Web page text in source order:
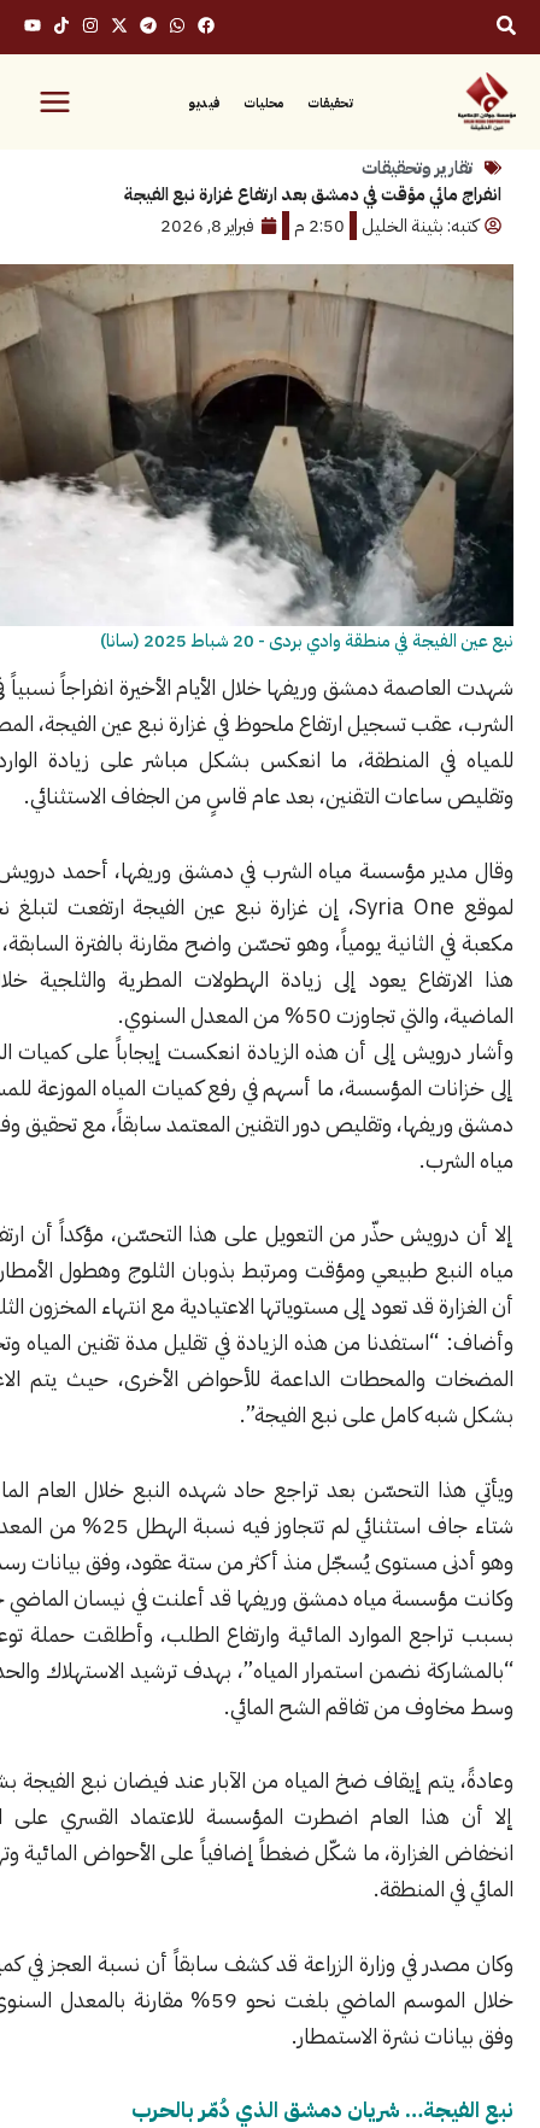
محليات فيديو
وتحقيقات
مؤقت في دمشق بعد ارتفاع غزارة نبع الفيجة
بثينة الخليل
2:50 م فبراير 8, 2026
في منطقة وادي بردى - 20 شباط 2025 (سانا)
دمشق وريفها خلال الأيام الأخيرة انفراجاً نسبياً في أزمة مياه
تسجيل ارتفاع ملحوظ في غزارة نبع عين الفيجة، المصدر الرئيسي
المنطقة، ما انعكس بشكل مباشر على زيادة الواردات المائية
التقنين، بعد عام قاسٍ من الجفاف الاستثنائي.
مؤسسة مياه الشرب في دمشق وريفها، أحمد درويش، في تصريح
لموقع Syria One، إن غزارة نبع عين الفيجة ارتفعت لتبلغ نحو 4 أمتار
الثانية يومياً، وهو تحسّن واضح مقارنة بالفترة السابقة، موضحاً أن
يعود إلى زيادة الهطولات المطرية والثلجية خلال الأسابيع
50% من المعدل السنوي.
إلى أن هذه الزيادة انعكست إيجاباً على كميات المياه الواردة
المؤسسة، ما أسهم في رفع كميات المياه الموزعة للمستفيدين في
وتقليص دور التقنين المعتمد سابقاً، مع تحقيق وفرة مؤقتة في
حذّر من التعويل على هذا التحسّن، مؤكداً أن ارتفاع منسوب
طبيعي ومؤقت ومرتبط بذوبان الثلوج وهطول الأمطار، مشيراً إلى
قد تعود إلى مستوياتها الاعتيادية مع انتهاء المخزون الثلجي.
من هذه الزيادة في تقليل مدة تقنين المياه وتخفيف عمل
والمحطات الداعمة للأحواض الأخرى، حيث يتم الاعتماد حالياً
كامل على نبع الفيجة”.
التحسّن بعد تراجع حاد شهده النبع خلال العام الماضي، نتيجة
شتاء جاف استثنائي لم تتجاوز فيه نسبة الهطل 25% من المعدل السنوي،
مستوى يُسجّل منذ أكثر من ستة عقود، وفق بيانات رسمية.
مياه دمشق وريفها قد أعلنت في نيسان الماضي حالة طوارئ
الموارد المائية وارتفاع الطلب، وأطلقت حملة توعوية بعنوان
نضمن استمرار المياه”، بهدف ترشيد الاستهلاك والحد من الهدر،
من تفاقم الشح المائي.
إيقاف ضخ المياه من الآبار عند فيضان نبع الفيجة بشكل تلقائي،
العام اضطرت المؤسسة للاعتماد القسري على الآبار نتيجة
ما شكّل ضغطاً إضافياً على الأحواض المائية وتهديداً للأمن
المنطقة.
في وزارة الزراعة قد كشف سابقاً أن نسبة العجز في كميات الأمطار
خلال الموسم الماضي بلغت نحو 59% مقارنة بالمعدل السنوي الطبيعي،
نشرة الاستمطار.
شريان دمشق الذي دُمّر بالحرب